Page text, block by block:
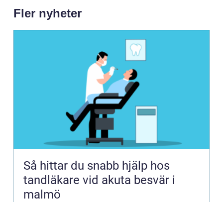
Fler nyheter
Så hittar du snabb hjälp hos
tandläkare vid akuta besvär i
malmö